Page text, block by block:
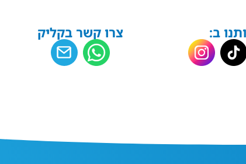
ב: צרו קשר בקליק